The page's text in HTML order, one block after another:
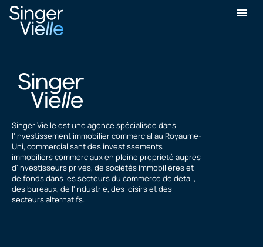
Propriétés Brimstone
Singer Vielle est une agence spécialisée dans
l'investissement immobilier commercial au Royaume-
Uni, commercialisant des investissements
immobiliers commerciaux en pleine propriété auprès
d'investisseurs privés, de sociétés immobilières et
de fonds dans les secteurs du commerce de détail,
des bureaux, de l'industrie, des loisirs et des
secteurs alternatifs.